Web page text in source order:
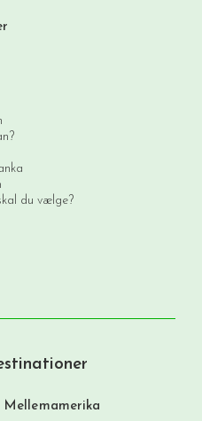
du vælge?
Mellemamerika